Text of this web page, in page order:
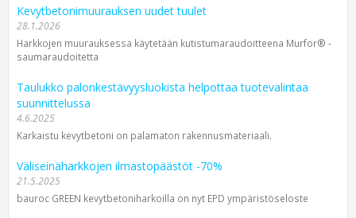
Kevytbetonimuurauksen uudet tuulet
28.1.2026
Harkkojen muurauksessa käytetään kutistumaraudoitteena Murfor® -
saumaraudoitetta
Taulukko palonkestävyysluokista helpottaa tuotevalintaa
suunnittelussa
4.6.2025
Karkaistu kevytbetoni on palamaton rakennusmateriaali.
Väliseinäharkkojen ilmastopäästöt -70%
21.5.2025
bauroc GREEN kevytbetoni­harkoilla on nyt EPD ympäristöseloste